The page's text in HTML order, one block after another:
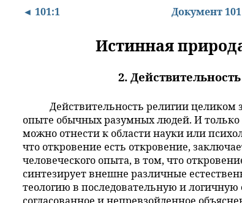
◄ 101:1 Документ 101
Истинная
2.
Действительность религии целиком
опыте обычных разумных людей. И
можно отнести к области науки или
что откровение есть откровение,
человеческого опыта, в том, что
синтезирует внешне различные
теологию в последовательную и